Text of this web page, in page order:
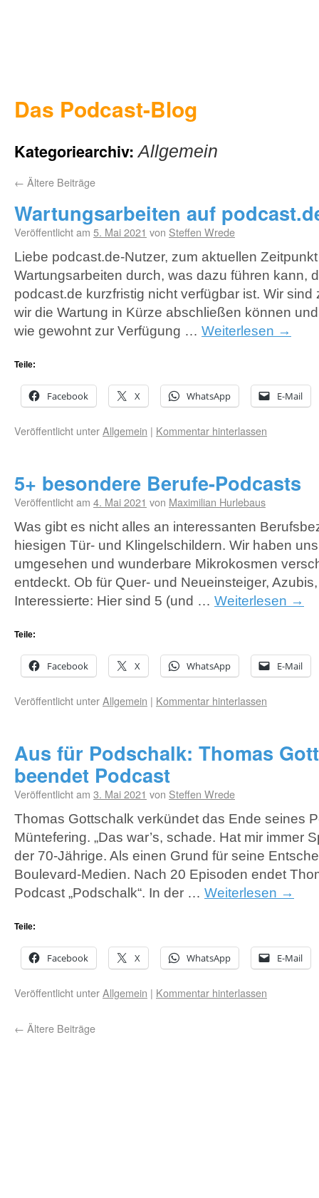
Das Podcast-Blog
Kategoriearchiv:Allgemein
← Ältere Beiträge
Wartungsarbeiten auf
Veröffentlicht am 5. Mai 2021 von Steffen Wrede
Liebe podcast.de-Nutzer, zum aktuellen
Wartungsarbeiten durch, was dazu führen kann,
podcast.de kurzfristig nicht verfügbar ist. Wir
wir die Wartung in Kürze abschließen können
wie gewohnt zur Verfügung … Weiterlesen →
Teile:
Facebook X WhatsApp E-Mail
Veröffentlicht unterAllgemein | Kommentar hinterlassen
5+ besondere Berufe-Podcasts
Veröffentlicht am 4. Mai 2021 von Maximilian Hurlebaus
Was gibt es nicht alles an interessanten
hiesigen Tür- und Klingelschildern. Wir haben
umgesehen und wunderbare Mikrokosmen
entdeckt. Ob für Quer- und Neueinsteiger,
Interessierte: Hier sind 5 (und … Weiterlesen →
Teile:
Facebook X WhatsApp E-Mail
Veröffentlicht unterAllgemein | Kommentar hinterlassen
Aus für Podschalk: Thomas
beendet Podcast
Veröffentlicht am 3. Mai 2021 von Steffen Wrede
Thomas Gottschalk verkündet das Ende seines
Müntefering. „Das war’s, schade. Hat mir immer
der 70-Jährige. Als einen Grund für seine
Boulevard-Medien. Nach 20 Episoden endet
Podcast „Podschalk“. In der … Weiterlesen →
Teile:
Facebook X WhatsApp E-Mail
Veröffentlicht unterAllgemein | Kommentar hinterlassen
← Ältere Beiträge